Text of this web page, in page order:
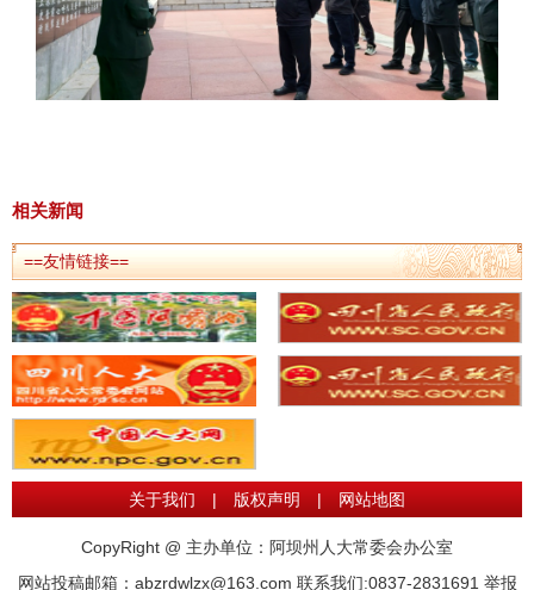
相关新闻
==友情链接==
关于我们 | 版权声明 | 网站地图
CopyRight @ 主办单位：阿坝州人大常委会办公室
网站投稿邮箱：abzrdwlzx@163.com 联系我们:0837-2831691 举报